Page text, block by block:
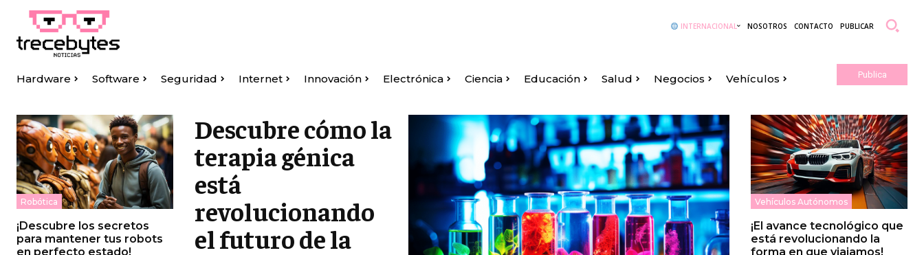
INTERNACIONAL NOSOTROS CONTACTO PUBLICAR
Hardware Software Seguridad Internet Innovación Electrónica Ciencia Educación Salud Negocios Vehículos Publica
Robótica
¡Descubre los secretos
para mantener tus robots
en perfecto estado!
Descubre cómo la
terapia génica
está
revolucionando
el futuro de la
Vehículos Autónomos
¡El avance tecnológico que
está revolucionando la
forma en que viajamos!